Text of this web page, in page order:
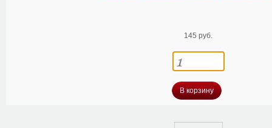
145 руб.
В корзину